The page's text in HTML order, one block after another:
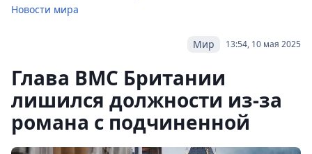
Новости мира
13:54, 10 мая 2025
Мир
Глава ВМС Британии
лишился должности из-за
романа с подчиненной